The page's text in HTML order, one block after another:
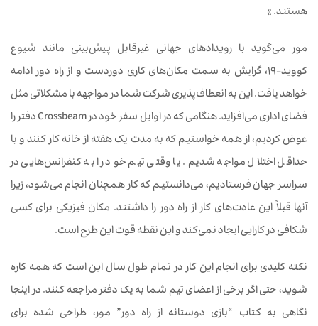
هستند. »
مور می‌گوید با رویدادهای جهانی غیرقابل پیش‌بینی مانند شیوع
کووید-19، گرایش به سمت مکان‌های کاری دوردست و از راه دور ادامه
خواهد یافت. این به انعطاف‌پذیری شرکت شما در مواجهه با مشکلاتی مثل
فضای اداری می‌افزاید. هنگامی که در اوایل سفر خود در Crossbeam دفتر را
عوض کردیم، از همه خواستیم که به مدت یک هفته از خانه کار کنند و با
حداقل اختلال مواجه شدیم. یا وقتی تیم خود را به کنفرانس‌هایی در
سراسر جهان فرستادیم، می‌دانستیم که کار همچنان انجام می‌شود، زیرا
آنها قبلاً این عادت‌های کار از راه دور را داشتند. مکان فیزیکی برای کسی
شکافی در کارایی ایجاد نمی‌کند و این نقطه قوت این طرح است.
نکته کلیدی برای انجام این کار در تمام طول سال این است که همه کاره
شوید، حتی اگر برخی از اعضای تیم شما به یک دفتر مراجعه کنند. در اینجا
نگاهی به کتاب “بازی دوستانه از راه دور” مور، طراحی شده برای